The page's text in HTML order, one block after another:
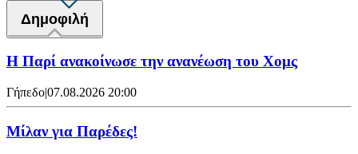
Δημοφιλή
Η Παρί ανακοίνωσε την ανανέωση του Χομς
Γήπεδο|07.08.2026 20:00
Μίλαν για Παρέδες!